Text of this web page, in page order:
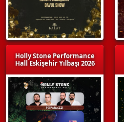
Holly Stone Performance
Hall Eskişehir Yılbaşı 2026